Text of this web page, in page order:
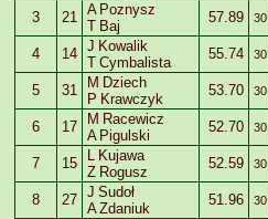
3 21 A Poznysz
T Baj
57.89 30
4 14 J Kowalik
T Cymbalista
55.74 30
5 31
M Dziech
P Krawczyk
53.70 30
6 17
M Racewicz
A Pigulski
52.70 30
7 15
L Kujawa
Z Rogusz
52.59 30
8 27 J Sudoł
A Zdaniuk
51.96 30